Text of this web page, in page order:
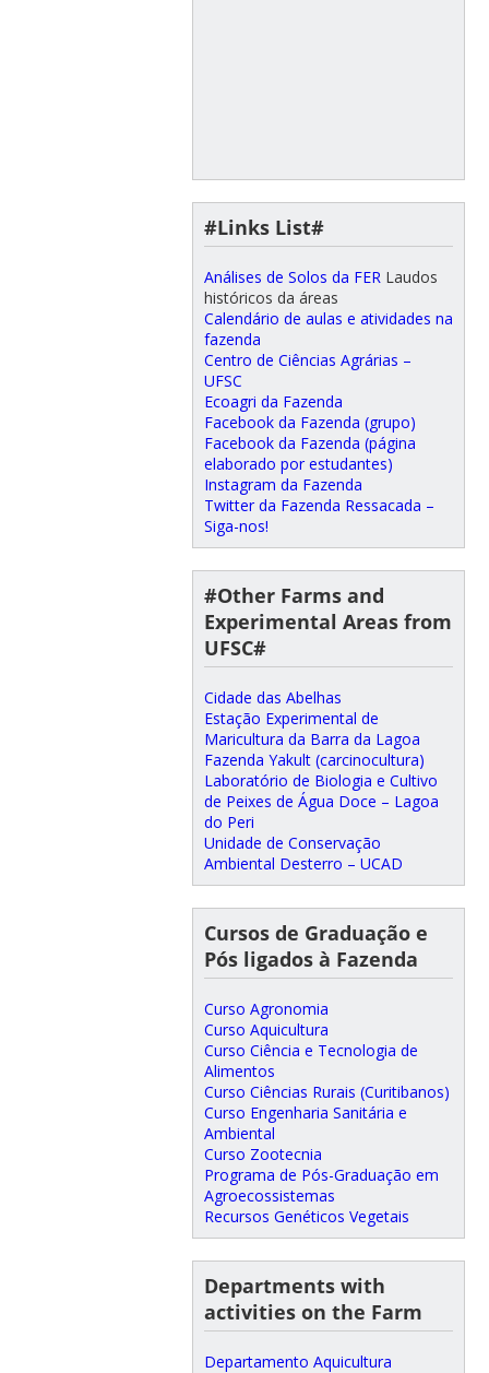
#Links List#
Análises de Solos da FER Laudos
históricos da áreas
Calendário de aulas e atividades na
fazenda
Centro de Ciências Agrárias –
UFSC
Ecoagri da Fazenda
Facebook da Fazenda (grupo)
Facebook da Fazenda (página
elaborado por estudantes)
Instagram da Fazenda
Twitter da Fazenda Ressacada –
Siga-nos!
#Other Farms and
Experimental Areas from
UFSC#
Cidade das Abelhas
Estação Experimental de
Maricultura da Barra da Lagoa
Fazenda Yakult (carcinocultura)
Laboratório de Biologia e Cultivo
de Peixes de Água Doce – Lagoa
do Peri
Unidade de Conservação
Ambiental Desterro – UCAD
Cursos de Graduação e
Pós ligados à Fazenda
Curso Agronomia
Curso Aquicultura
Curso Ciência e Tecnologia de
Alimentos
Curso Ciências Rurais (Curitibanos)
Curso Engenharia Sanitária e
Ambiental
Curso Zootecnia
Programa de Pós-Graduação em
Agroecossistemas
Recursos Genéticos Vegetais
Departments with
activities on the Farm
Departamento Aquicultura